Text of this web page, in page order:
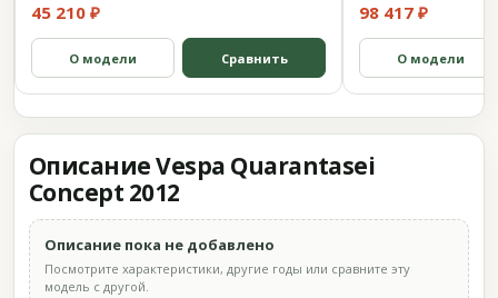
45 210 ₽
О модели Сравнить
98 417 ₽
О модели
Описание Vespa Quarantasei
Concept 2012
Описание пока не добавлено
Посмотрите характеристики, другие годы или сравните эту
модель с другой.